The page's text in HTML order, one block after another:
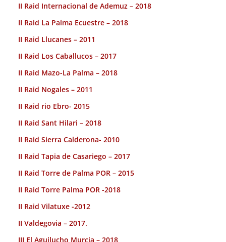
II Raid Internacional de Ademuz – 2018
II Raid La Palma Ecuestre – 2018
II Raid Llucanes – 2011
II Raid Los Caballucos – 2017
II Raid Mazo-La Palma – 2018
II Raid Nogales – 2011
II Raid rio Ebro- 2015
II Raid Sant Hilari – 2018
II Raid Sierra Calderona- 2010
II Raid Tapia de Casariego – 2017
II Raid Torre de Palma POR – 2015
II Raid Torre Palma POR -2018
II Raid Vilatuxe -2012
II Valdegovia – 2017.
III El Aguilucho Murcia – 2018